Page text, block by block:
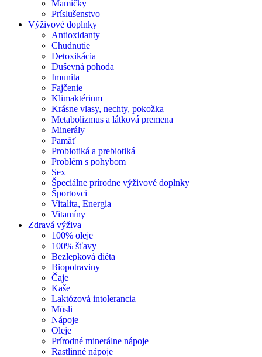
Mamičky
Príslušenstvo
Výživové doplnky
Antioxidanty
Chudnutie
Detoxikácia
Duševná pohoda
Imunita
Fajčenie
Klimaktérium
Krásne vlasy, nechty, pokožka
Metabolizmus a látková premena
Minerály
Pamäť
Probiotiká a prebiotiká
Problém s pohybom
Sex
Špeciálne prírodne výživové doplnky
Športovci
Vitalita, Energia
Vitamíny
Zdravá výživa
100% oleje
100% šťavy
Bezlepková diéta
Biopotraviny
Čaje
Kaše
Laktózová intolerancia
Müsli
Nápoje
Oleje
Prírodné minerálne nápoje
Rastlinné nápoje